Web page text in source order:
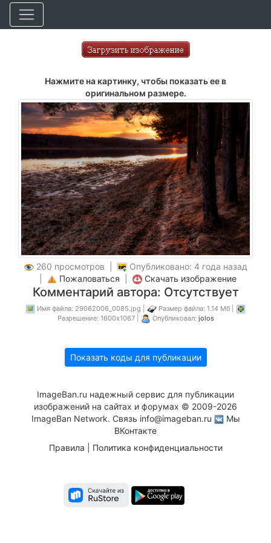
Нажмите на картинку, чтобы показать ее в
оригинальном размере.
260 просмотров |
Опубликовано: 4 года назад
Пожаловаться Скачать изображение
Комментарий автора: Отсутствует
Имя файла: 29062006_0085.jpg |
Размер файла: 1.14 Мб |
Разрешение: 1600x1067 |
Опубликовал: jolos
Показать коды для публикации
ImageBan.ru надежный сервис для публикации
изображений на сайтах и форумах © 2009-2026
ImageBan Network. Связь info@imageban.ru
Мы
ВКонтакте
Правила
Политика конфиденциальности